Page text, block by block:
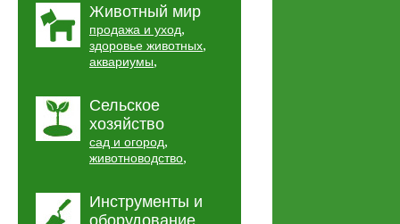
Животный мир
продажа и уход,
здоровье животных,
аквариумы,
Сельское
хозяйство
сад и огород,
животноводство,
Инструменты и
оборудование